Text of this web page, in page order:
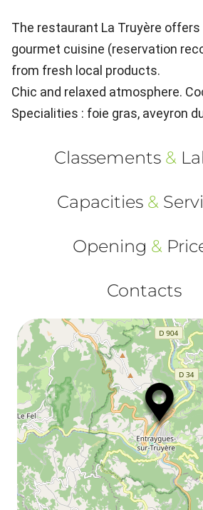
The restaurant La Truyère offers
gourmet cuisine (reservation
from fresh local products.
Chic and relaxed atmosphere.
Specialities : foie gras, aveyron
Classements &
Capacities &
Opening &
Contacts